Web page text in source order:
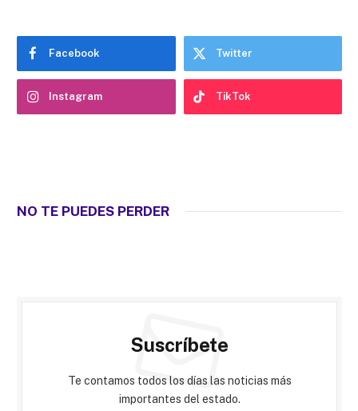
Facebook Twitter
Instagram TikTok
NO TE PUEDES PERDER
Suscríbete
Te contamos todos los días las noticias más
importantes del estado.